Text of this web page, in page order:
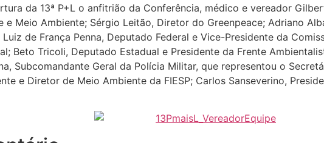
da 13ª P+L o anfitrião da Conferência, médico e vereador
e Meio Ambiente; Sérgio Leitão, Diretor do Greenpeace; Adriano
de França Penna, Deputado Federal e Vice-Presidente da
Beto Tricoli, Deputado Estadual e Presidente da Frente
Subcomandante Geral da Polícia Militar, que representou o
e Diretor de Meio Ambiente da FIESP; Carlos Sanseverino,